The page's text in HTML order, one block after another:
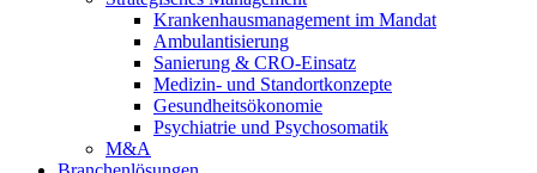
Krankenhausmanagement im Mandat
Ambulantisierung
Sanierung & CRO-Einsatz
Medizin- und Standortkonzepte
Gesundheitsökonomie
Psychiatrie und Psychosomatik
M&A